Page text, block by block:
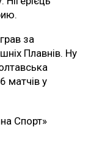
за
Плавнів. Ну
матчів у
Спорт»